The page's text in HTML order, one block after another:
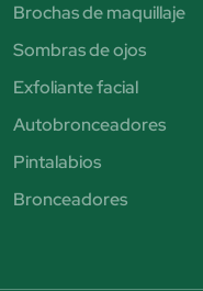
Brochas de maquillaje
Sombras de ojos
Exfoliante facial
Autobronceadores
Pintalabios
Bronceadores